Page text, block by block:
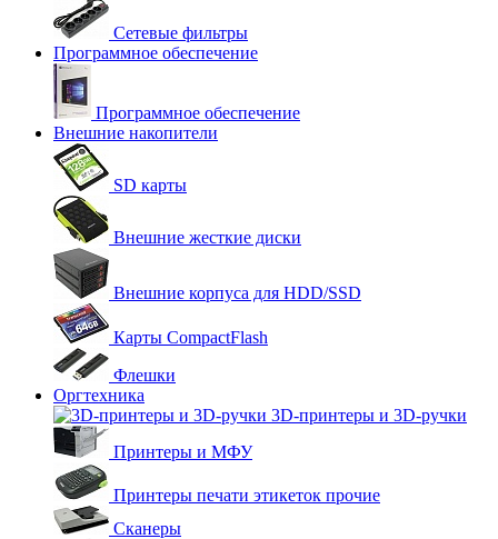
Сетевые фильтры
Программное обеспечение
Программное обеспечение
Внешние накопители
SD карты
Внешние жесткие диски
Внешние корпуса для HDD/SSD
Карты CompactFlash
Флешки
Оргтехника
3D-принтеры и 3D-ручки
Принтеры и МФУ
Принтеры печати этикеток прочие
Сканеры